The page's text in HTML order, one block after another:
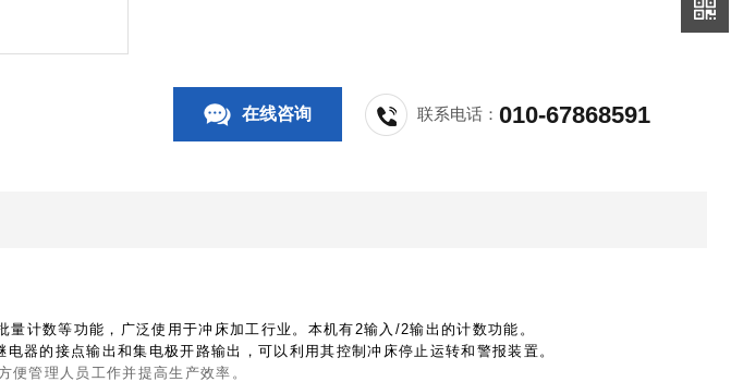
在线咨询 联系电话：010-67868591
计数等功能，广泛使用于冲床加工行业。本机有2输入/2输出的计数功能。
器的接点输出和集电极开路输出，可以利用其控制冲床停止运转和警报装置。
管理人员工作并提高生产效率。